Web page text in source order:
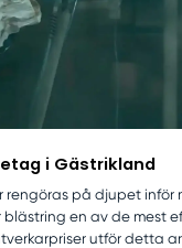
i Gästrikland
rengöras på djupet inför
en av de mest
utför detta